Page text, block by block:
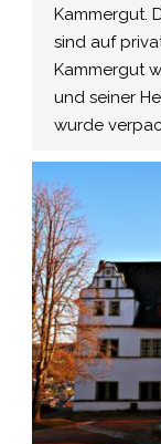
Kammergut.
sind auf
Kammergut
und seiner
wurde